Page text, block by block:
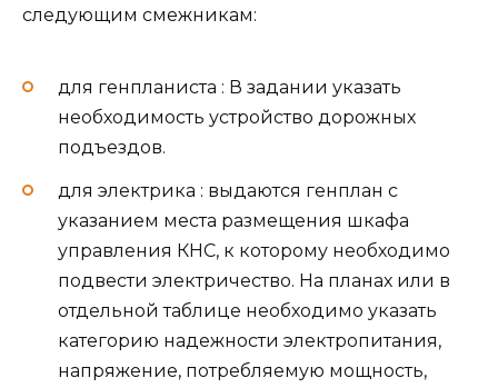
следующим смежникам:
для генпланиста : В задании указать
необходимость устройство дорожных
подъездов.
для электрика : выдаются генплан с
указанием места размещения шкафа
управления КНС, к которому необходимо
подвести электричество. На планах или в
отдельной таблице необходимо указать
категорию надежности электропитания,
напряжение, потребляемую мощность,